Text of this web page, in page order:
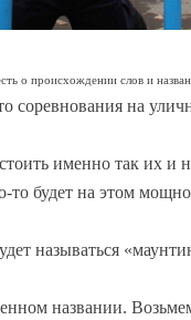
о происхождении слов и
соревнования на
именно так их
будет на этом мощно
называться
названии.